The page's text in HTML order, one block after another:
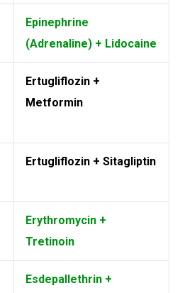
Epinephrine
(Adrenaline) + Lidocaine
Ertugliflozin +
Metformin
Ertugliflozin + Sitagliptin
Erythromycin +
Tretinoin
Esdepallethrin +